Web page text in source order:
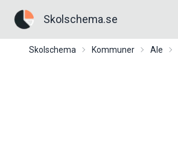
Skolschema.se
Skolschema Kommuner Ale